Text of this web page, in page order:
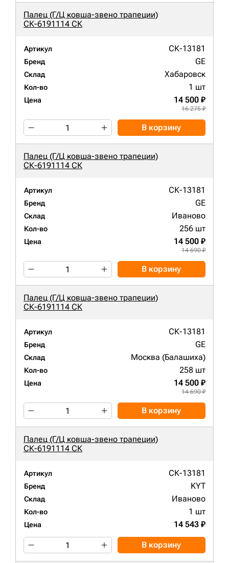
Палец (Г/Ц ковша-звено трапеции)
СК-6191114 СК
Артикул СК-13181
Бренд GE
Склад Хабаровск
Кол-во 1 шт
Цена 14 500 ₽
16 275 ₽
В корзину
Палец (Г/Ц ковша-звено трапеции)
СК-6191114 СК
Артикул СК-13181
Бренд GE
Склад Иваново
Кол-во 256 шт
Цена 14 500 ₽
14 690 ₽
В корзину
Палец (Г/Ц ковша-звено трапеции)
СК-6191114 СК
Артикул СК-13181
Бренд GE
Склад Москва (Балашиха)
Кол-во 258 шт
Цена 14 500 ₽
14 690 ₽
В корзину
Палец (Г/Ц ковша-звено трапеции)
СК-6191114 СК
Артикул СК-13181
Бренд KYT
Склад Иваново
Кол-во 1 шт
Цена 14 543 ₽
В корзину